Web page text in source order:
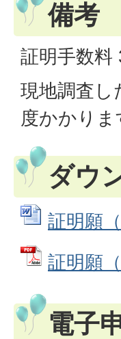
備考
証明手数料
現地調査し
度かかりま
ダウ
証明願
証明願
電子